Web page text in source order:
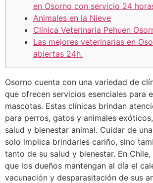
en Osorno con servicio 24
Animales en la Nieve
Clínica Veterinaria Pehuen
Las mejores veterinarias en
abiertas 24h.
Osorno cuenta con una variedad de
que ofrecen servicios esenciales para
mascotas. Estas clínicas brindan
para perros, gatos y animales
salud y bienestar animal. Cuidar de
solo implica brindarles cariño, sino
tanto de su salud y bienestar. En
que los dueños mantengan al día el
vacunación y desparasitación de sus